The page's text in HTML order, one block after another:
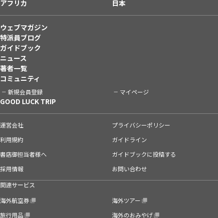
アフリカ 日本
ウェブマガジン
特派員ブログ
ガイドブック
ニュース
著者一覧
コミュニティ
新規会員登録 マイページ
GOOD LUCK TRIP
運営会社
プライバシーポリシー
利用規約
ガイドライン
書店御担当者様へ
ガイドブックに投稿する
採用情報
お問い合わせ
関連サービス
海外航空券
海外ツアー
旅行用品
海外のおみやげ